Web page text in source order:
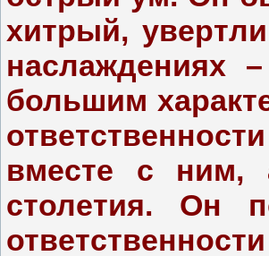
хитрый,
наслаждениях
большим
вместе с ним,
столетия. Он